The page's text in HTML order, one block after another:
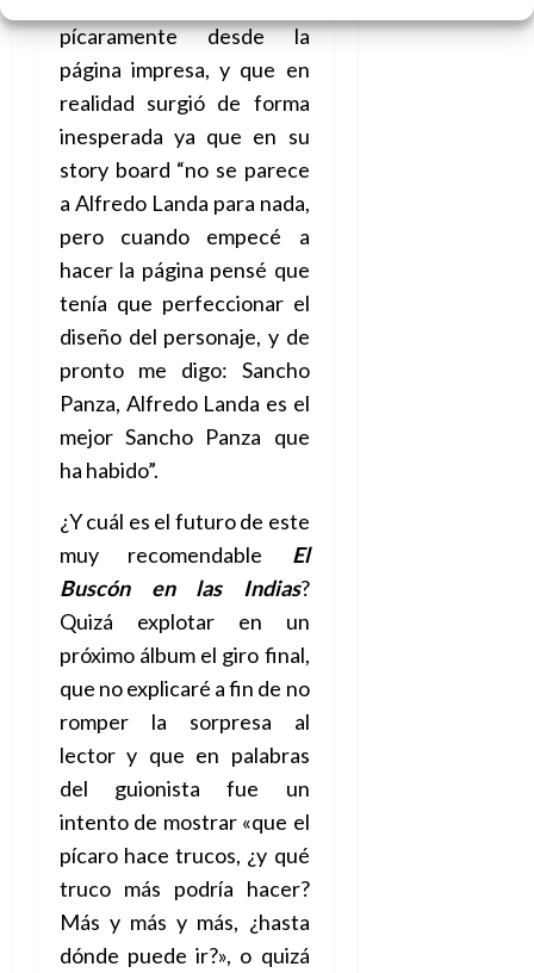
pícaramente desde la
página impresa, y que en
realidad surgió de forma
inesperada ya que en su
story board “no se parece
a Alfredo Landa para nada,
pero cuando empecé a
hacer la página pensé que
tenía que perfeccionar el
diseño del personaje, y de
pronto me digo: Sancho
Panza, Alfredo Landa es el
mejor Sancho Panza que
ha habido”.
¿Y cuál es el futuro de este
muy recomendable
El
Buscón en las Indias?
Quizá explotar en un
próximo álbum el giro final,
que no explicaré a fin de no
romper la sorpresa al
lector y que en palabras
del guionista fue un
intento de mostrar «que el
pícaro hace trucos, ¿y qué
truco más podría hacer?
Más y más y más, ¿hasta
dónde puede ir?», o quizá